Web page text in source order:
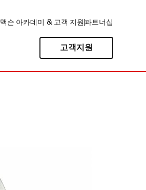
맥슨 아카데미 & 고객 지원 파트너십
고객지원